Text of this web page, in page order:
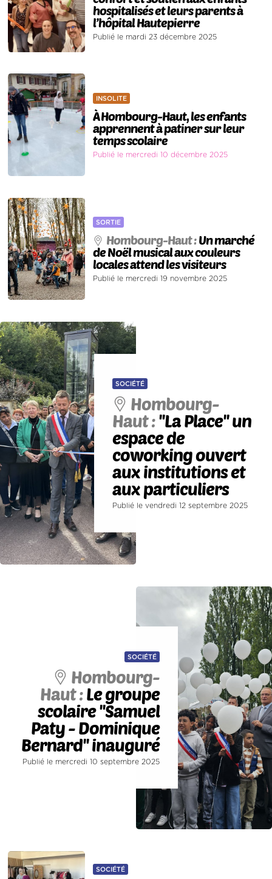
hospitalisés et leurs parents à
l’hôpital Hautepierre
Publié le mardi 23 décembre 2025
INSOLITE
À Hombourg-Haut, les enfants
apprennent à patiner sur leur
temps scolaire
Publié le mercredi 10 décembre 2025
SORTIE
Hombourg-Haut :Un marché
de Noël musical aux couleurs
locales attend les visiteurs
Publié le mercredi 19 novembre 2025
SOCIÉTÉ
Hombourg-
Haut :''La Place'' un
espace de
coworking ouvert
aux institutions et
aux particuliers
Publié le vendredi 12 septembre 2025
SOCIÉTÉ
Hombourg-
Haut :Le groupe
scolaire ''Samuel
Paty - Dominique
Bernard'' inauguré
Publié le mercredi 10 septembre 2025
SOCIÉTÉ